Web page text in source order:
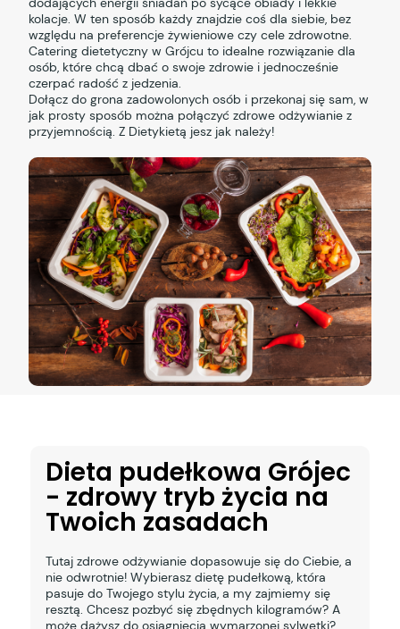
kolacje. W ten sposób każdy znajdzie coś dla siebie, bez
względu na preferencje żywieniowe czy cele zdrowotne.
Catering dietetyczny w Grójcu to idealne rozwiązanie dla
osób, które chcą dbać o swoje zdrowie i jednocześnie
czerpać radość z jedzenia.
Dołącz do grona zadowolonych osób i przekonaj się sam, w
jak prosty sposób można połączyć zdrowe odżywianie z
przyjemnością. Z Dietykietą jesz jak należy!
Dieta pudełkowa Grójec
- zdrowy tryb życia na
Twoich zasadach
Tutaj zdrowe odżywianie dopasowuje się do Ciebie, a
nie odwrotnie! Wybierasz dietę pudełkową, która
pasuje do Twojego stylu życia, a my zajmiemy się
resztą. Chcesz pozbyć się zbędnych kilogramów? A
może dążysz do osiągnięcia wymarzonej sylwetki?